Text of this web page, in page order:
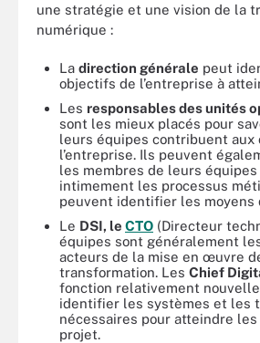
une stratégie et une vision de la
numérique :
La direction générale peut
objectifs de l’entreprise à
Les responsables des unités
sont les mieux placés pour
leurs équipes contribuent aux
l’entreprise. Ils peuvent
les membres de leurs
intimement les processus
peuvent identifier les moyens
Le DSI, le CTO (Directeur
équipes sont généralement
acteurs de la mise en œuvre
transformation. Les Chief
fonction relativement
identifier les systèmes et les
nécessaires pour atteindre
projet.